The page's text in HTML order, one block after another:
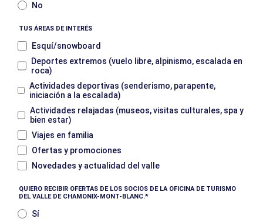
No
TUS ÁREAS DE INTERÉS
Esquí/snowboard
Deportes extremos (vuelo libre, alpinismo, escalada en
roca)
Actividades deportivas (senderismo, parapente,
iniciación a la escalada)
Actividades relajadas (museos, visitas culturales, spa y
bien estar)
Viajes en familia
Ofertas y promociones
Novedades y actualidad del valle
QUIERO RECIBIR OFERTAS DE LOS SOCIOS DE LA OFICINA DE TURISMO
DEL VALLE DE CHAMONIX-MONT-BLANC.
Sí